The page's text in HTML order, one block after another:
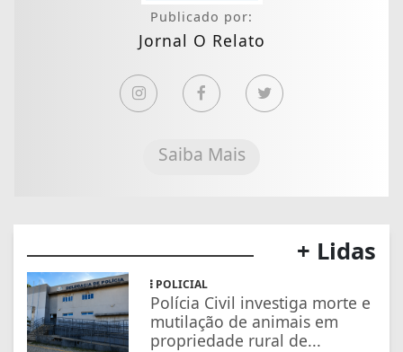
Publicado por:
Jornal O Relato
Saiba Mais
+ Lidas
POLICIAL
Polícia Civil investiga morte e
mutilação de animais em
propriedade rural de...